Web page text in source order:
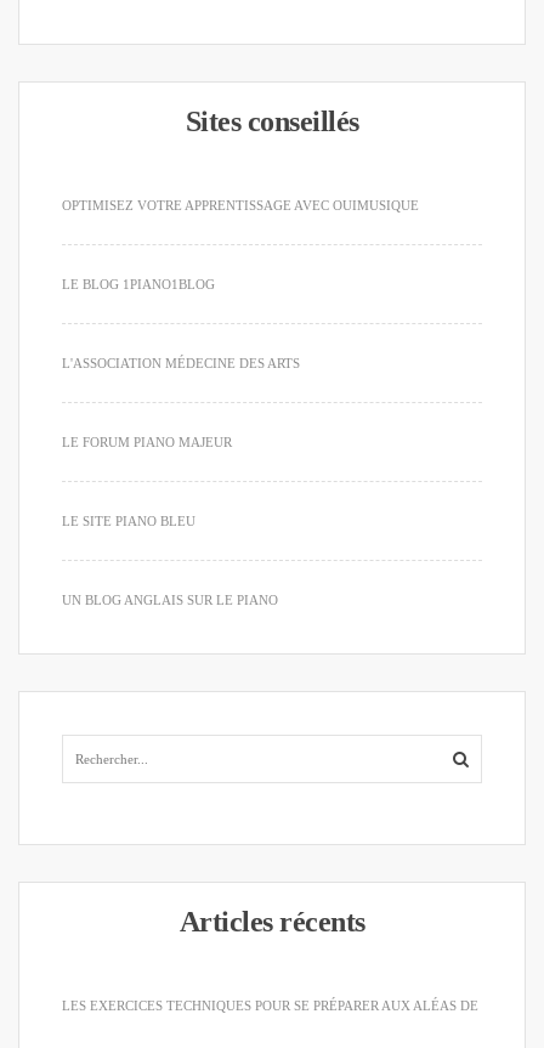
Sites conseillés
OPTIMISEZ VOTRE APPRENTISSAGE AVEC OUIMUSIQUE
LE BLOG 1PIANO1BLOG
L'ASSOCIATION MÉDECINE DES ARTS
LE FORUM PIANO MAJEUR
LE SITE PIANO BLEU
UN BLOG ANGLAIS SUR LE PIANO
Articles récents
LES EXERCICES TECHNIQUES POUR SE PRÉPARER AUX ALÉAS DE